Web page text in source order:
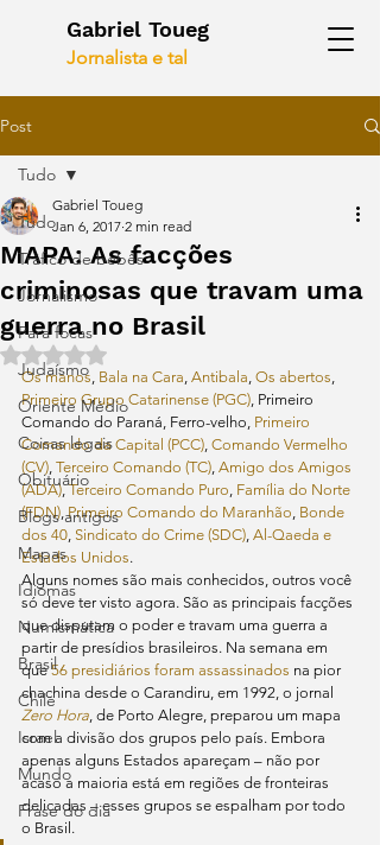
Gabriel Toueg
Jornalista e tal
Post
Tudo
Tráfico de bebês
Jornalismo
Para focas
Judaísmo
Oriente Médio
Coisas legais
Obituário
Blogs antigos
Mapas
Idiomas
Numismática
Brasil
Chile
Israel
Mundo
Frase do dia
Tudo
MAPA: As facções
criminosas que travam uma
guerra no Brasil
Gabriel Toueg
Jan 6, 2017 2 min read
Rated NaN out of 5 stars.
Os manos, Bala na Cara, Antibala, Os abertos,
Primeiro Grupo Catarinense (PGC), Primeiro
Comando do Paraná, Ferro-velho, Primeiro
Comando da Capital (PCC), Comando Vermelho
(CV), Terceiro Comando (TC), Amigo dos Amigos
(ADA), Terceiro Comando Puro, Família do Norte
(FDN), Primeiro Comando do Maranhão, Bonde
dos 40, Sindicato do Crime (SDC), Al-Qaeda e
Estados Unidos.
Alguns nomes são mais conhecidos, outros você
só deve ter visto agora. São as principais facções
que disputam o poder e travam uma guerra a
partir de presídios brasileiros. Na semana em
que 56 presidiários foram assassinados na pior
chachina desde o Carandiru, em 1992, o jornal
Zero Hora, de Porto Alegre, preparou um mapa
com a divisão dos grupos pelo país. Embora
apenas alguns Estados apareçam – não por
acaso a maioria está em regiões de fronteiras
delicadas – esses grupos se espalham por todo
o Brasil.